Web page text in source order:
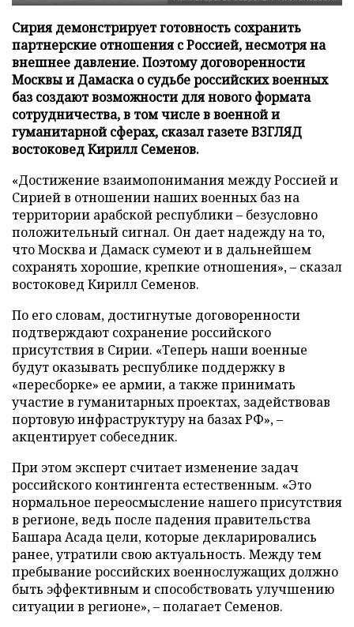
Сирия демонстрирует готовность сохранить
партнерские отношения с Россией, несмотря на
внешнее давление. Поэтому договоренности
Москвы и Дамаска о судьбе российских военных
баз создают возможности для нового формата
сотрудничества, в том числе в военной и
гуманитарной сферах, сказал газете ВЗГЛЯД
востоковед Кирилл Семенов.
«Достижение взаимопонимания между Россией и
Сирией в отношении наших военных баз на
территории арабской республики – безусловно
положительный сигнал. Он дает надежду на то,
что Москва и Дамаск сумеют и в дальнейшем
сохранять хорошие, крепкие отношения», – сказал
востоковед Кирилл Семенов.
По его словам, достигнутые договоренности
подтверждают сохранение российского
присутствия в Сирии. «Теперь наши военные
будут оказывать республике поддержку в
«пересборке» ее армии, а также принимать
участие в гуманитарных проектах, задействовав
портовую инфраструктуру на базах РФ», –
акцентирует собеседник.
При этом эксперт считает изменение задач
российского контингента естественным. «Это
нормальное переосмысление нашего присутствия
в регионе, ведь после падения правительства
Башара Асада цели, которые декларировались
ранее, утратили свою актуальность. Между тем
пребывание российских военнослужащих должно
быть эффективным и способствовать улучшению
ситуации в регионе», – полагает Семенов.